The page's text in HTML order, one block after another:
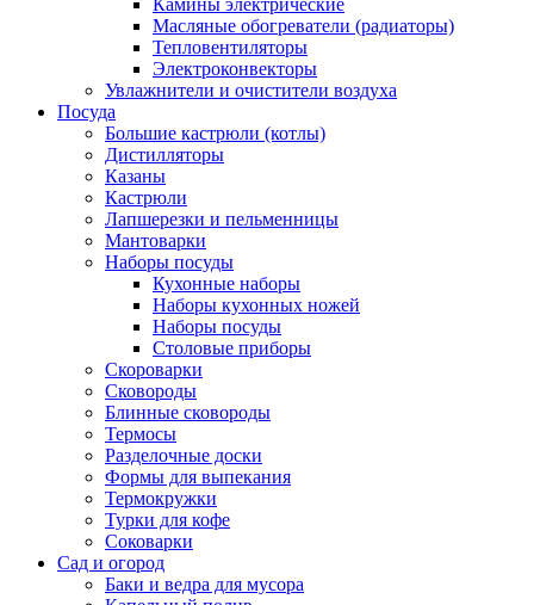
Камины электрические
Масляные обогреватели (радиаторы)
Тепловентиляторы
Электроконвекторы
Увлажнители и очистители воздуха
Посуда
Большие кастрюли (котлы)
Дистилляторы
Казаны
Кастрюли
Лапшерезки и пельменницы
Мантоварки
Наборы посуды
Кухонные наборы
Наборы кухонных ножей
Наборы посуды
Столовые приборы
Скороварки
Сковороды
Блинные сковороды
Термосы
Разделочные доски
Формы для выпекания
Термокружки
Турки для кофе
Соковарки
Сад и огород
Баки и ведра для мусора